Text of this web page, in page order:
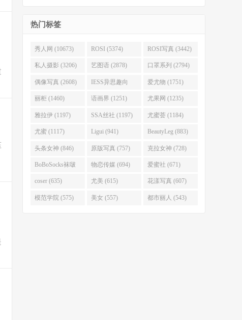
热门标签
秀人网 (10673) ROSI (5374) ROSI写真 (3442)
私人摄影 (3206) 艺图语 (2878) 口罩系列 (2794)
偶像写真 (2608) IESS异思趣向
(2407)
爱尤物 (1751)
丽柜 (1460) 语画界 (1251) 尤果网 (1235)
雅拉伊 (1197) SSA丝社 (1197) 尤蜜荟 (1184)
尤蜜 (1117) Ligui (941) BeautyLeg (883)
头条女神 (846) 原版写真 (757) 克拉女神 (728)
BoBoSocks袜啵
啵 (716)
物恋传媒 (694) 爱蜜社 (671)
coser (635) 尤美 (615) 花漾写真 (607)
模范学院 (575) 美女 (557) 都市丽人 (543)